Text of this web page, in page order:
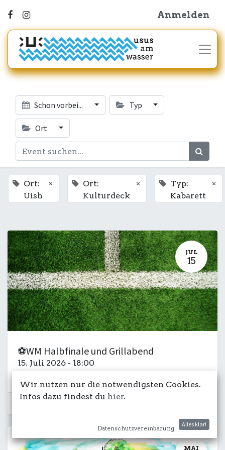
Anmelden
Schon vorbei... Typ
Ort
Ort:
Uish
×
Ort:
Kulturdeck
×
Typ:
Kabarett
×
JUL
15
⚽WM Halbfinale und Grillabend
15. Juli 2026 - 18:00
MAI
Wir nutzen nur die notwendigsten Cookies.
Infos dazu findest du hier.
Datenschutzvereinbarung
Alles klar!